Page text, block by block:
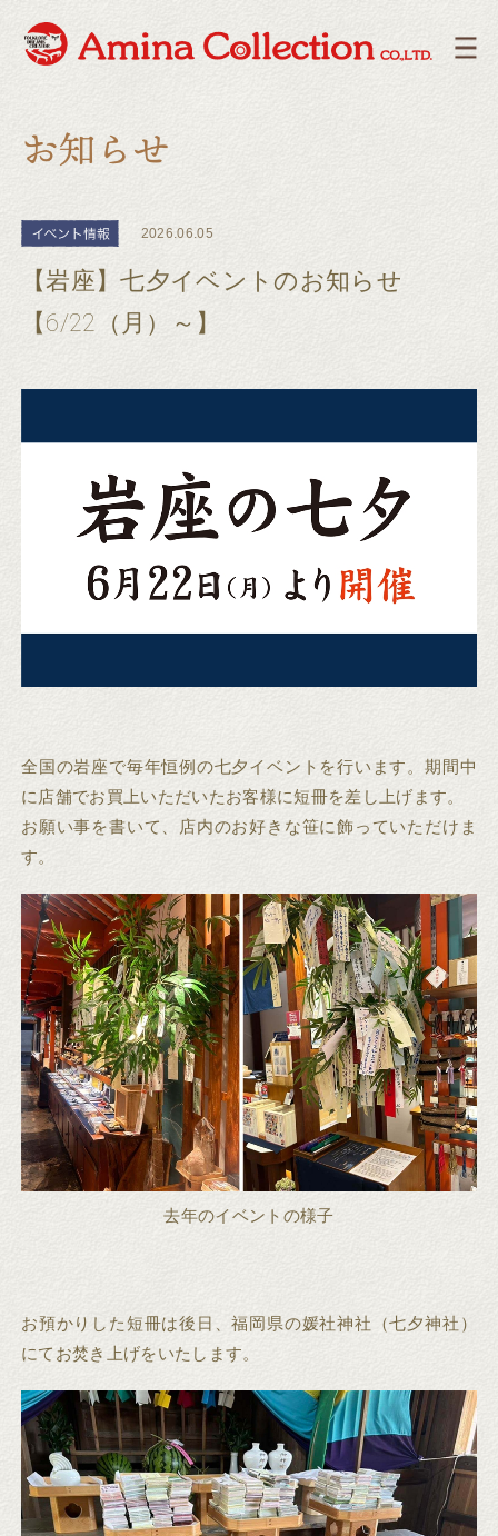
2026.06.05
【岩座】七夕イベントのお知らせ
【6/22（月）～】
全国の岩座で毎年恒例の七夕イベントを行います。期間中
に店舗でお買上いただいたお客様に短冊を差し上げます。
お願い事を書いて、店内のお好きな笹に飾っていただけま
す。
去年のイベントの様子
お預かりした短冊は後日、福岡県の媛社神社（七夕神社）
にてお焚き上げをいたします。